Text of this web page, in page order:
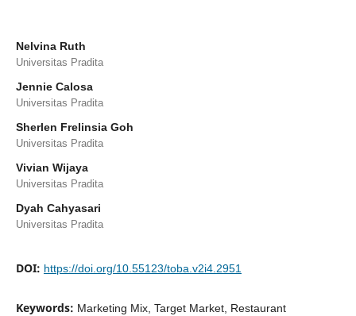
Nelvina Ruth
Universitas Pradita
Jennie Calosa
Universitas Pradita
Sherlen Frelinsia Goh
Universitas Pradita
Vivian Wijaya
Universitas Pradita
Dyah Cahyasari
Universitas Pradita
DOI: https://doi.org/10.55123/toba.v2i4.2951
Keywords: Marketing Mix, Target Market, Restaurant